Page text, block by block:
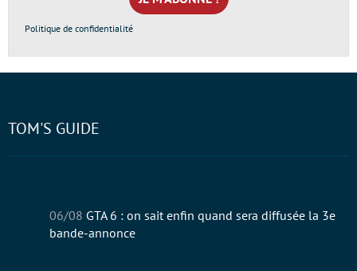
Politique de confidentialité
TOM'S GUIDE
06/08 GTA 6 : on sait enfin quand sera diffusée la 3e
bande-annonce